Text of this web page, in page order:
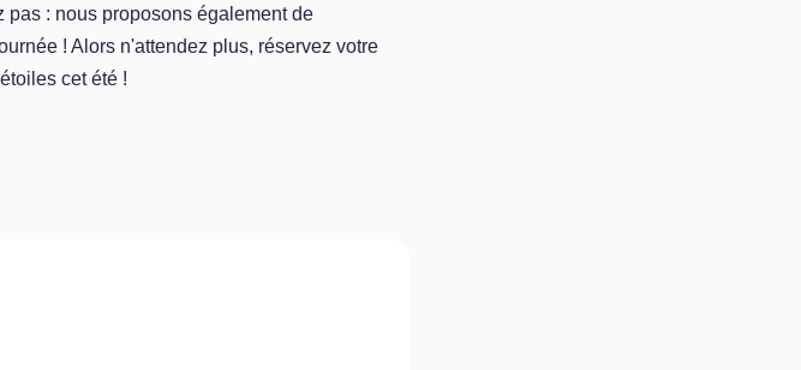
pas : nous proposons également de
! Alors n'attendez plus, réservez votre
cet été !